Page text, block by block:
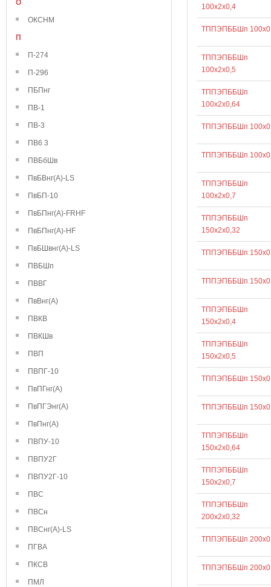
О
ОКСНМ
П
П-274
П-296
ПБПнг
ПВ-1
ПВ-3
ПВ6 3
ПВБбШв
ПвБВнг(А)-LS
ПвБП-10
ПвБПнг(А)-FRHF
ПвБПнг(А)-HF
ПвБШвнг(А)-LS
ПВБШп
ПВВГ
ПвВнг(А)
ПВКВ
ПВКШв
ПВП
ПВПГ-10
ПвПГнг(А)
ПвПГЭнг(А)
ПвПнг(А)
ПВПУ-10
ПВПУ2Г
ПВПУ2Г-10
ПВС
ПВСн
ПВСнг(А)-LS
ПГВА
ПКСВ
ПМЛ
100х2х0,4
ТППЭПББШп
ТППЭПББШп
100х2х0,5
ТППЭПББШп
100х2х0,64
ТППЭПББШп
ТППЭПББШп
ТППЭПББШп
100х2х0,7
ТППЭПББШп
150х2х0,32
ТППЭПББШп
ТППЭПББШп
ТППЭПББШп
150х2х0,4
ТППЭПББШп
150х2х0,5
ТППЭПББШп
ТППЭПББШп
ТППЭПББШп
150х2х0,64
ТППЭПББШп
150х2х0,7
ТППЭПББШп
200х2х0,32
ТППЭПББШп
ТППЭПББШп